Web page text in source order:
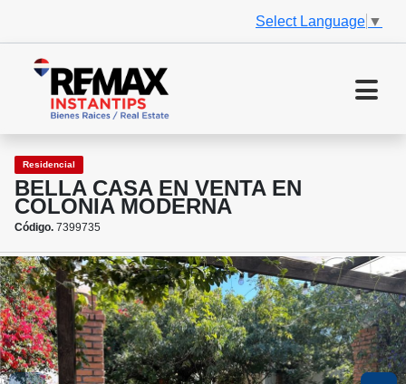
Select Language ▼
Residencial
BELLA CASA EN VENTA EN
COLONIA MODERNA
Código. 7399735